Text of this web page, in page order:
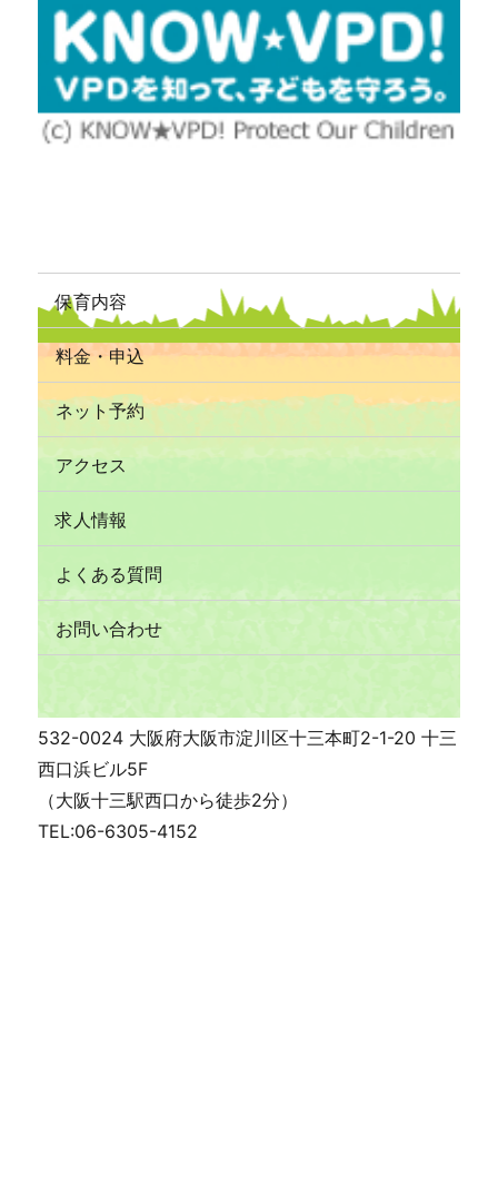
保育内容
料金・申込
ネット予約
アクセス
求人情報
よくある質問
お問い合わせ
532-0024 大阪府大阪市淀川区十三本町2-1-20 十三
西口浜ビル5F
（大阪十三駅西口から徒歩2分）
TEL:06-6305-4152